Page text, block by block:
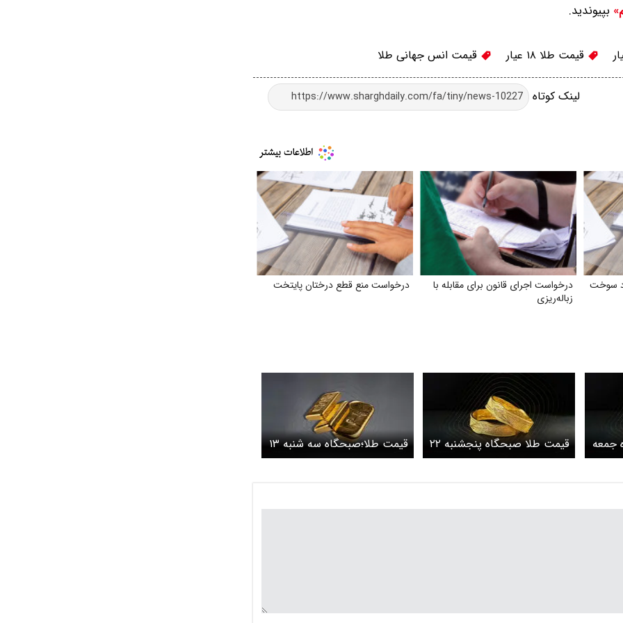
بپیوندید.
قیمت طلا ۱۸ عیار قیمت انس جهانی طلا
لینک کوتاه
سوخت
درخواست اجرای قانون برای مقابله با
زباله‌ریزی
درخواست منع قطع درختان پایتخت
جمعه
/
قیمت طلا صبحگاه پنجشنبه ۲۲
خرداد ۱۴۰۴ اعلام شد
قیمت طلا؛صبحگاه سه شنبه ۱۳
خرداد ۱۴۰۴